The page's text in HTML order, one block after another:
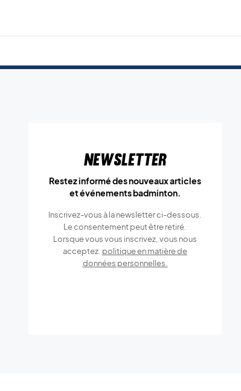
Newsletter
Restez informé des nouveaux articles
et événements badminton.
Inscrivez-vous à la newsletter ci-dessous.
Le consentement peut être retiré.
Lorsque vous vous inscrivez, vous nous
acceptez. politique en matière de
données personnelles.